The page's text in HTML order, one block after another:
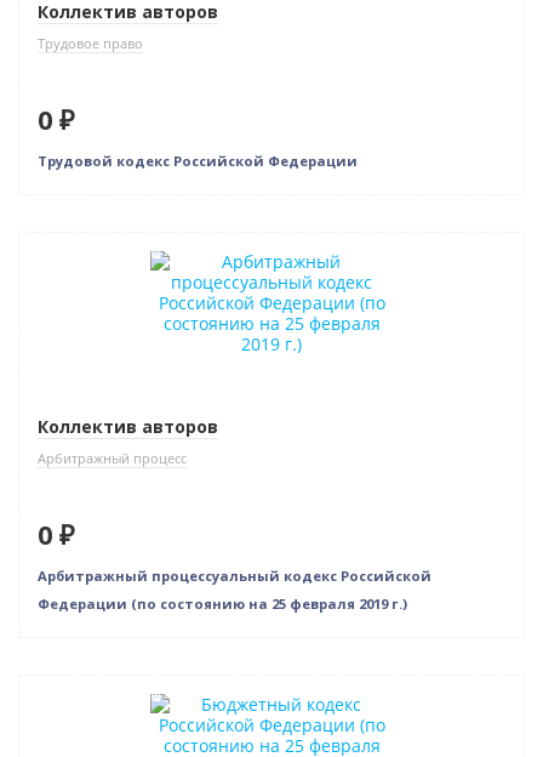
Коллектив авторов
Трудовое право
0 ₽
Трудовой кодекс Российской Федерации
Нет в наличии
Коллектив авторов
Арбитражный процесс
0 ₽
Арбитражный процессуальный кодекс Российской
Федерации (по состоянию на 25 февраля 2019 г.)
Нет в наличии